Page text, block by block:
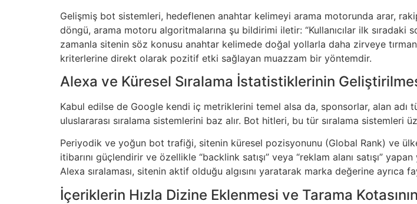
Gelişmiş bot sistemleri, hedeflenen anahtar kelimeyi arama motorunda arar,
döngü, arama motoru algoritmalarına şu bildirimi iletir: “Kullanıcılar ilk
zamanla sitenin söz konusu anahtar kelimede doğal yollarla daha zirveye
kriterlerine direkt olarak pozitif etki sağlayan muazzam bir yöntemdir.
Alexa ve Küresel Sıralama İstatistiklerinin
Kabul edilse de Google kendi iç metriklerini temel alsa da, sponsorlar, alan adı
uluslararası sıralama sistemlerini baz alır. Bot hitleri, bu tür sıralama sistemleri
Periyodik ve yoğun bot trafiği, sitenin küresel pozisyonunu (Global Rank) ve
itibarını güçlendirir ve özellikle “backlink satışı” veya “reklam alanı satışı”
Alexa sıralaması, sitenin aktif olduğu algısını yaratarak marka değerine ayrıca
İçeriklerin Hızla Dizine Eklenmesi ve Tarama